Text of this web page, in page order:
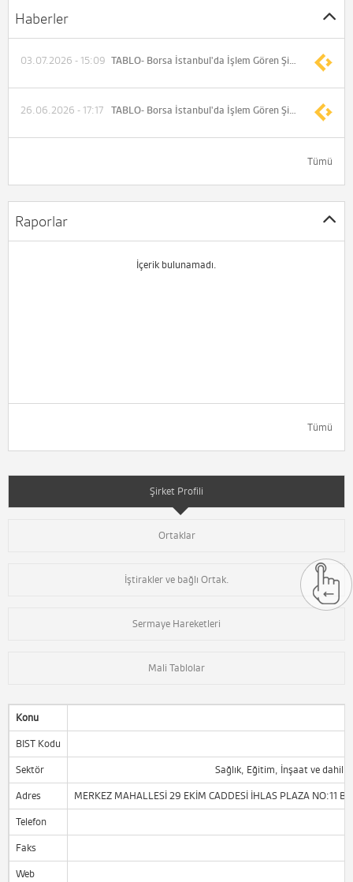
Haberler
TABLO- Borsa İstanbul'da İşlem Gören Şirketlerin Genel Kurul Tarihleri
03.07.2026 - 15:09
TABLO- Borsa İstanbul'da İşlem Gören Şirketlerin Genel Kurul Tarihleri
26.06.2026 - 17:17
Tümü
Raporlar
İçerik bulunamadı.
Tümü
Şirket Profili
Ortaklar
İştirakler ve bağlı Ortak.
Sermaye Hareketleri
Mali Tablolar
Konu
BIST Kodu
Sektör Sağlık, Eğitim, İnşaat ve
Adres MERKEZ MAHALLESİ 29 EKİM CADDESİ İHLAS PLAZA NO:11
Telefon
Faks
Web